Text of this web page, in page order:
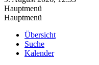
Hauptmenü
Hauptmenü
Übersicht
Suche
Kalender